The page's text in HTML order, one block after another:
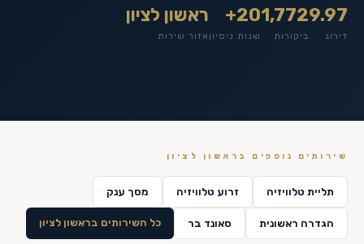
9.97
דירוג
1,772
ביקורות
20+
שנות ניסיון
ראשון לציון
אזור שירות
שירותים נוספים ב ראשון לציון
תליית טלוויזיה זרוע טלוויזיה מסך ענק
הגדרה ראשונית סאונד בר כל השירותים בראשון לציון